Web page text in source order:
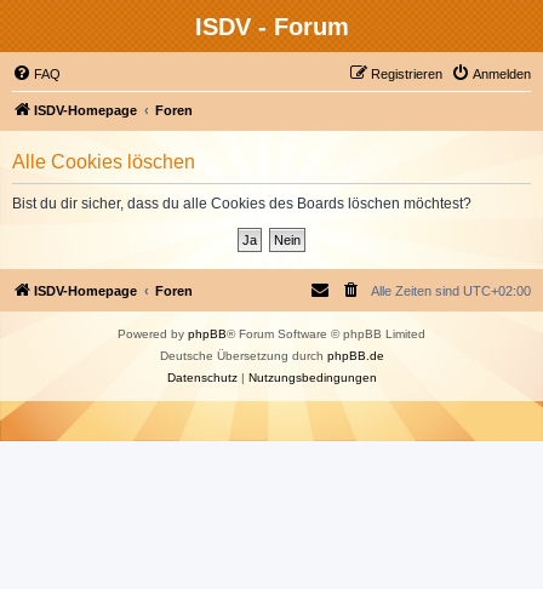
ISDV - Forum
FAQ Anmelden
Registrieren
ISDV-Homepage Foren
Alle Cookies löschen
Bist du dir sicher, dass du alle Cookies des Boards löschen möchtest?
ISDV-Homepage Foren Alle Zeiten sind UTC+02:00
Powered by phpBB® Forum Software © phpBB Limited
Deutsche Übersetzung durch phpBB.de
Datenschutz| Nutzungsbedingungen